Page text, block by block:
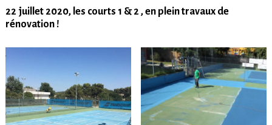
22 juillet 2020, les courts 1 & 2 , en plein travaux de
rénovation !